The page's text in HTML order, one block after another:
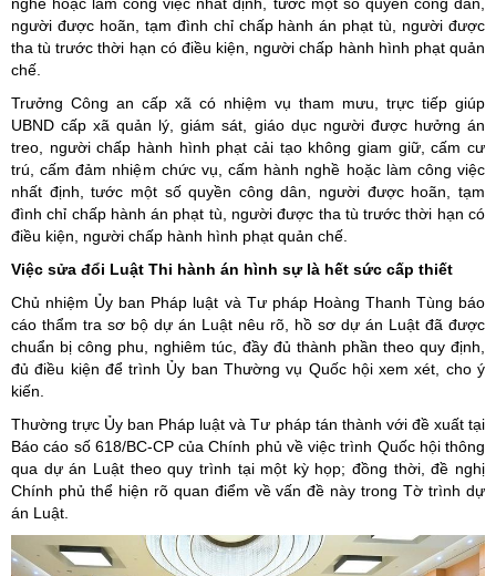
nghề hoặc làm công việc nhất định, tước một số quyền công dân,
người được hoãn, tạm đình chỉ chấp hành án phạt tù, người được
tha tù trước thời hạn có điều kiện, người chấp hành hình phạt quản
chế.
Trưởng Công an cấp xã có nhiệm vụ tham mưu, trực tiếp giúp
UBND cấp xã quản lý, giám sát, giáo dục người được hưởng án
treo, người chấp hành hình phạt cải tạo không giam giữ, cấm cư
trú, cấm đảm nhiệm chức vụ, cấm hành nghề hoặc làm công việc
nhất định, tước một số quyền công dân, người được hoãn, tạm
đình chỉ chấp hành án phạt tù, người được tha tù trước thời hạn có
điều kiện, người chấp hành hình phạt quản chế.
Việc sửa đổi Luật Thi hành án hình sự là hết sức cấp thiết
Chủ nhiệm Ủy ban Pháp luật và Tư pháp Hoàng Thanh Tùng báo
cáo thẩm tra sơ bộ dự án Luật nêu rõ, hồ sơ dự án Luật đã được
chuẩn bị công phu, nghiêm túc, đầy đủ thành phần theo quy định,
đủ điều kiện để trình Ủy ban Thường vụ Quốc hội xem xét, cho ý
kiến.
Thường trực Ủy ban Pháp luật và Tư pháp tán thành với đề xuất tại
Báo cáo số 618/BC-CP của Chính phủ về việc trình Quốc hội thông
qua dự án Luật theo quy trình tại một kỳ họp; đồng thời, đề nghị
Chính phủ thể hiện rõ quan điểm về vấn đề này trong Tờ trình dự
án Luật.